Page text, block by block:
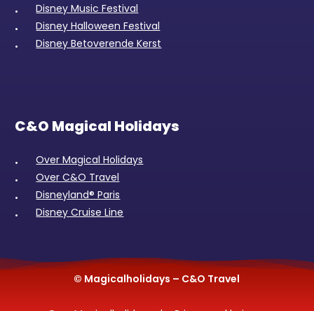
Disney Music Festival
Disney Halloween Festival
Disney Betoverende Kerst
C&O Magical Holidays
Over Magical Holidays
Over C&O Travel
Disneyland® Paris
Disney Cruise Line
© Magicalholidays – C&O Travel